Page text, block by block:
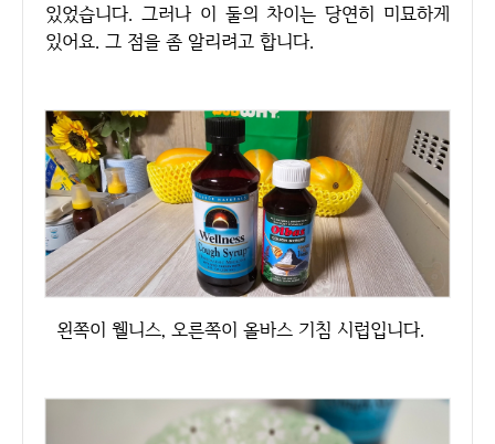
있었습니다. 그러나 이 둘의 차이는 당연히 미묘하게
있어요. 그 점을 좀 알리려고 합니다.
왼쪽이 웰니스, 오른쪽이 올바스 기침 시럽입니다.